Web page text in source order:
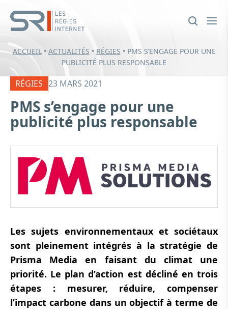
ACCUEIL• ACTUALITÉS • RÉGIES • PMS S’ENGAGE POUR UNE
PUBLICITÉ PLUS RESPONSABLE
RÉGIES 23 MARS 2021
PMS s’engage pour une
publicité plus responsable
Les sujets environnementaux et sociétaux
sont pleinement intégrés à la stratégie de
Prisma Media en faisant du climat une
priorité. Le plan d’action est décliné en trois
étapes : mesurer, réduire, compenser
l’impact carbone dans un objectif à terme de